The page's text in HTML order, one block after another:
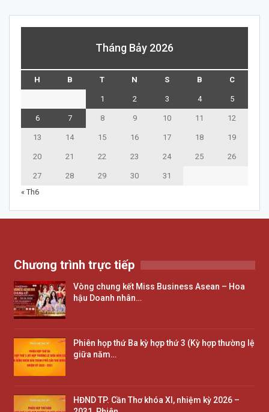
Tháng Bảy 2026
H B T N S B C
1 2 3 4 5
6 7 8 9 10 11 12
13 14 15 16 17 18 19
20 21 22 23 24 25 26
27 28 29 30
31
« Th6
Chương trình trực tiếp
Vòng chung kết Miss Business Asean – Hoa
hậu Doanh nhân…
Phiên họp thứ Ba kỳ hợp thứ 3 (Kỳ hợp thường lệ
giữa năm…
HĐND TP. Cần Thơ khóa XI, nhiệm kỳ 2026 –